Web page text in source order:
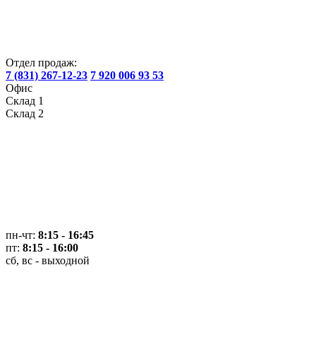
Отдел продаж:
7 (831) 267-12-23 7 920 006 93 53
Офис
Склад 1
Склад 2
пн-чт: 8:15 - 16:45
пт: 8:15 - 16:00
сб, вс - выходной